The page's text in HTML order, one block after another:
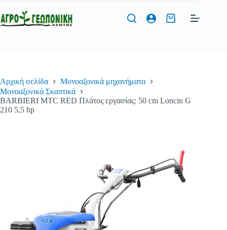
στο
περιεχόμενο
Όνομα*
Καλάθι
Αρχική σελίδα
Μονοαξονικά μηχανήματα
Μονοαξονικά Σκαπτικά
BARBIERI MTC RED Πλάτος εργασίας: 50 cm Loncin G
210 5,5 hp